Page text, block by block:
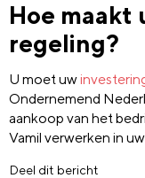
Hoe maakt
regeling?
U moet uw
Ondernemend
aankoop van het
Vamil verwerken in
Deel dit bericht